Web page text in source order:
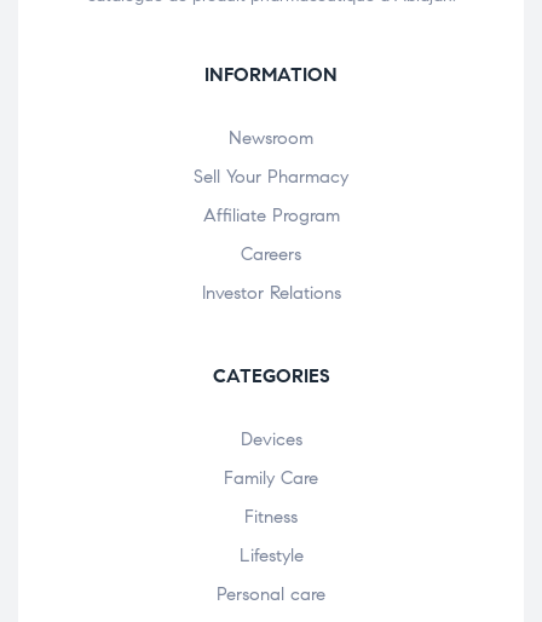
INFORMATION
Newsroom
Sell Your Pharmacy
Affiliate Program
Careers
Investor Relations
CATEGORIES
Devices
Family Care
Fitness
Lifestyle
Personal care